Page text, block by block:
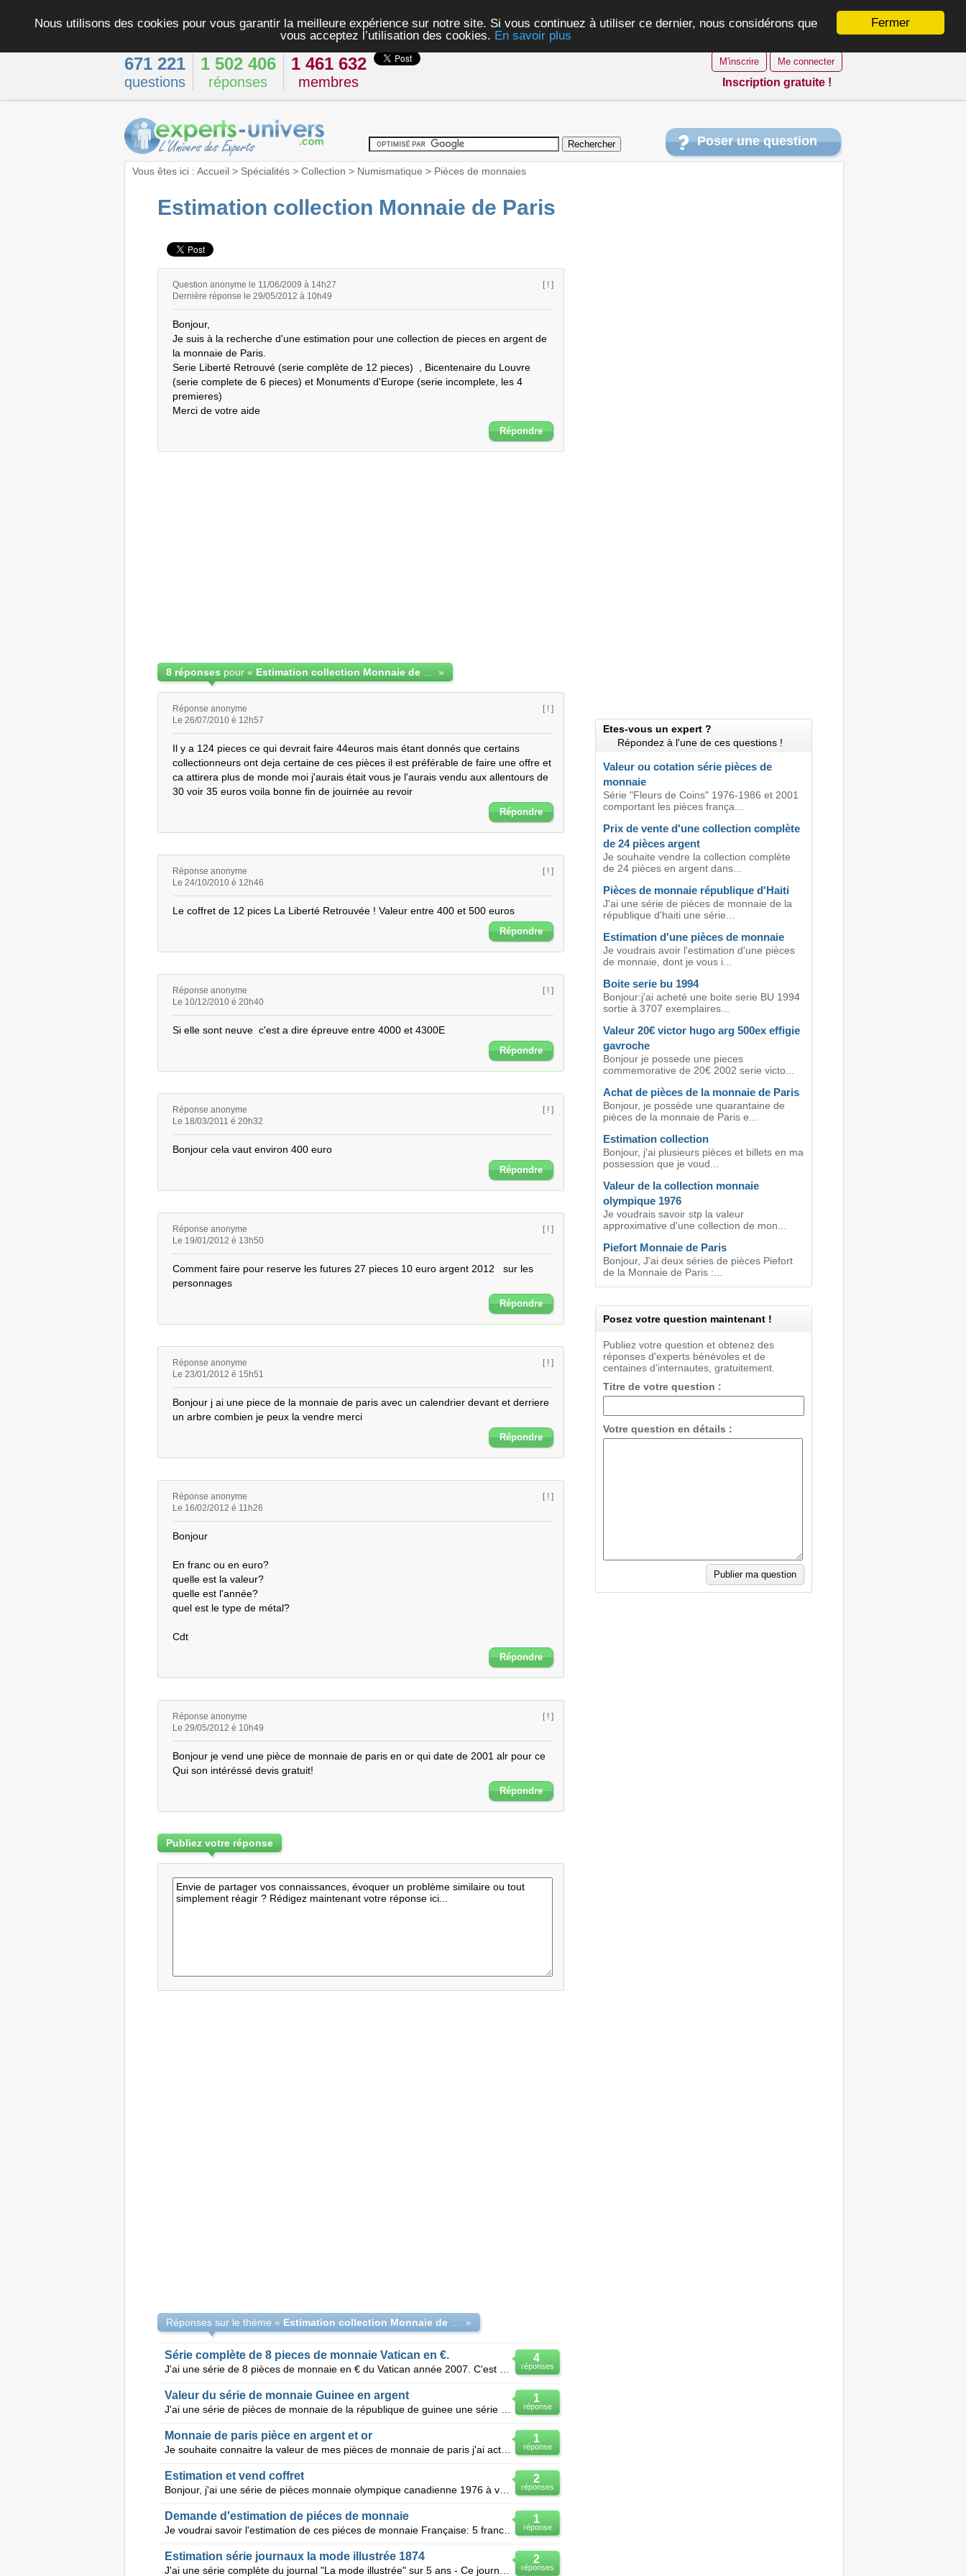
Fermer
Nous utilisons des cookies pour vous garantir la meilleure expérience sur notre site. Si vous continuez à utiliser ce dernier, nous considérons que
vous acceptez l’utilisation des cookies. En savoir plus
671 221
questions
1 502 406
réponses
1 461 632
membres
M'inscrire Me connecter
Inscription gratuite !
Poser une question
Vous êtes ici : Accueil> Spécialités> Collection > Numismatique > Pièces de monnaies
Estimation collection Monnaie de Paris
Question anonyme le 11/06/2009 à 14h27
Dernière réponse le 29/05/2012 à 10h49
[ ! ]
Bonjour,
Je suis à la recherche d'une estimation pour une collection de pieces en argent de
la monnaie de Paris.
Serie Liberté Retrouvé (serie complète de 12 pieces)  , Bicentenaire du Louvre
(serie complete de 6 pieces) et Monuments d'Europe (serie incomplete, les 4
premieres)
Merci de votre aide
Répondre
8 réponses pour « »
Réponse anonyme
Le 26/07/2010 é 12h57
[ ! ]
Il y a 124 pieces ce qui devrait faire 44euros mais étant donnés que certains
collectionneurs ont deja certaine de ces pièces il est préférable de faire une offre et
ca attirera plus de monde moi j'aurais était vous je l'aurais vendu aux allentours de
30 voir 35 euros voila bonne fin de jouirnée au revoir
Répondre
Réponse anonyme
Le 24/10/2010 é 12h46
[ ! ]
Le coffret de 12 pices La Liberté Retrouvée ! Valeur entre 400 et 500 euros
Répondre
Réponse anonyme
Le 10/12/2010 é 20h40
[ ! ]
Si elle sont neuve  c'est a dire épreuve entre 4000 et 4300E
Répondre
Réponse anonyme
Le 18/03/2011 é 20h32
[ ! ]
Bonjour cela vaut environ 400 euro
Répondre
Réponse anonyme
Le 19/01/2012 é 13h50
[ ! ]
Comment faire pour reserve les futures 27 pieces 10 euro argent 2012   sur les
personnages
Répondre
Réponse anonyme
Le 23/01/2012 é 15h51
[ ! ]
Bonjour j ai une piece de la monnaie de paris avec un calendrier devant et derriere
un arbre combien je peux la vendre merci
Répondre
Réponse anonyme
Le 16/02/2012 é 11h26
[ ! ]
Bonjour
En franc ou en euro?
quelle est la valeur?
quelle est l'année?
quel est le type de métal?
Cdt
Répondre
Réponse anonyme
Le 29/05/2012 é 10h49
[ ! ]
Bonjour je vend une pièce de monnaie de paris en or qui date de 2001 alr pour ce
Qui son intéréssé devis gratuit!
Répondre
Publiez votre réponse
Réponses sur le thème « »
4
réponses
Série complète de 8 pieces de monnaie Vatican en €.
1
réponse
Valeur du série de monnaie Guinee en argent
1
réponse
Monnaie de paris pièce en argent et or
Je souhaite connaitre la valeur de mes pièces de monnaie de paris j'ai actuellement environ 100 piè
2
réponses
Estimation et vend coffret
Bonjour, j'ai une série de pièces monnaie olympique canadienne 1976 à vendre dans une écrins (nomb
1
réponse
Demande d'estimation de piéces de monnaie
Je voudrai savoir l'estimation de ces piéces de monnaie Française: 5 francs Cérès 1849 A (Paris)
2
réponses
Estimation série journaux la mode illustrée 1874
Etes-vous un expert ?
Répondez à l'une de ces questions !
Valeur ou cotation série pièces de
monnaie
Série "Fleurs de Coins" 1976-1986 et 2001
comportant les pièces frança...
Prix de vente d'une collection complète
de 24 pièces argent
Je souhaite vendre la collection complète
de 24 pièces en argent dans...
Pièces de monnaie république d'Haiti
J'ai une série de pièces de monnaie de la
république d'haiti une série...
Estimation d'une pièces de monnaie
Je voudrais avoir l'estimation d'une pièces
de monnaie, dont je vous i...
Boite serie bu 1994
Bonjour:j'ai acheté une boite serie BU 1994
sortie à 3707 exemplaires...
Valeur 20€ victor hugo arg 500ex effigie
gavroche
Bonjour je possede une pieces
commemorative de 20€ 2002 serie victo...
Achat de pièces de la monnaie de Paris
Bonjour, je possède une quarantaine de
pièces de la monnaie de Paris e...
Estimation collection
Bonjour, j'ai plusieurs pièces et billets en ma
possession que je voud...
Valeur de la collection monnaie
olympique 1976
Je voudrais savoir stp la valeur
approximative d'une collection de mon...
Piefort Monnaie de Paris
Bonjour, J'ai deux séries de pièces Piefort
de la Monnaie de Paris :...
Posez votre question maintenant !
Publiez votre question et obtenez des
réponses d'experts bénévoles et de
centaines d'internautes, gratuitement.
Titre de votre question :
Votre question en détails :